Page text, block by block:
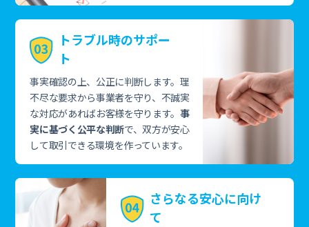
トラブル時のサポー
ト
事実確認の上、公正に判断します。理
不尽な要求から事業者を守り、不誠実
な対応があればお客様を守ります。事
実に基づく公平な判断で、双方が安心
して取引できる環境を作っています。
さらなる安心に向け
て